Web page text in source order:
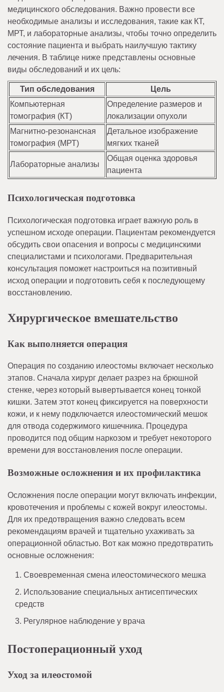
медицинского обследования. Важно провести все
необходимые анализы и исследования, такие как КТ,
МРТ, и лабораторные анализы, чтобы точно определить
состояние пациента и выбрать наилучшую тактику
лечения. В таблице ниже представлены основные
виды обследований и их цель:
Тип обследования
Цель
Компьютерная
томография (КТ)
Определение размеров и
локализации опухоли
Магнитно-резонансная
томография (МРТ)
Детальное изображение
мягких тканей
Лабораторные анализы
Общая оценка здоровья
пациента
Психологическая подготовка
Психологическая подготовка играет важную роль в
успешном исходе операции. Пациентам рекомендуется
обсудить свои опасения и вопросы с медицинскими
специалистами и психологами. Предварительная
консультация поможет настроиться на позитивный
исход операции и подготовить себя к последующему
восстановлению.
Хирургическое вмешательство
Как выполняется операция
Операция по созданию илеостомы включает несколько
этапов. Сначала хирург делает разрез на брюшной
стенке, через который вывертывается конец тонкой
кишки. Затем этот конец фиксируется на поверхности
кожи, и к нему подключается илеостомический мешок
для отвода содержимого кишечника. Процедура
проводится под общим наркозом и требует некоторого
времени для восстановления после операции.
Возможные осложнения и их профилактика
Осложнения после операции могут включать инфекции,
кровотечения и проблемы с кожей вокруг илеостомы.
Для их предотвращения важно следовать всем
рекомендациям врачей и тщательно ухаживать за
операционной областью. Вот как можно предотвратить
основные осложнения:
Своевременная смена илеостомического мешка
Использование специальных антисептических
средств
Регулярное наблюдение у врача
Постоперационный уход
Уход за илеостомой